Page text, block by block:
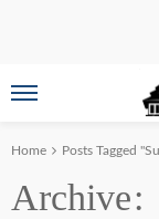
Home Posts Tagged
Archive